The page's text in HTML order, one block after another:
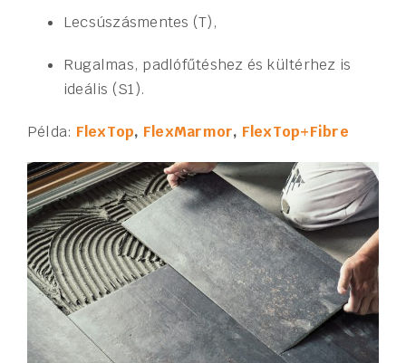
Lecsúszásmentes (T),
Rugalmas, padlófűtéshez és kültérhez is
ideális (S1).
Példa: FlexTop, FlexMarmor, FlexTop+Fibre